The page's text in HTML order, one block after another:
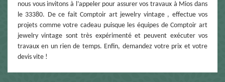
nous vous invitons à l’appeler pour assurer vos travaux à Mios dans
le 33380. De ce fait Comptoir art jewelry vintage , effectue vos
projets comme votre cadeau puisque les équipes de Comptoir art
jewelry vintage sont très expérimenté et peuvent exécuter vos
travaux en un rien de temps. Enfin, demandez votre prix et votre
devis vite !